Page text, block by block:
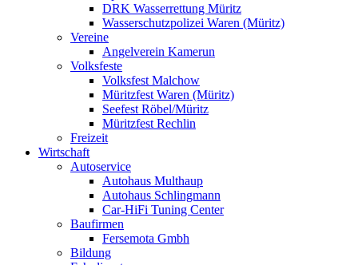
DRK Wasserrettung Müritz
Wasserschutzpolizei Waren (Müritz)
Vereine
Angelverein Kamerun
Volksfeste
Volksfest Malchow
Müritzfest Waren (Müritz)
Seefest Röbel/Müritz
Müritzfest Rechlin
Freizeit
Wirtschaft
Autoservice
Autohaus Multhaup
Autohaus Schlingmann
Car-HiFi Tuning Center
Baufirmen
Fersemota Gmbh
Bildung